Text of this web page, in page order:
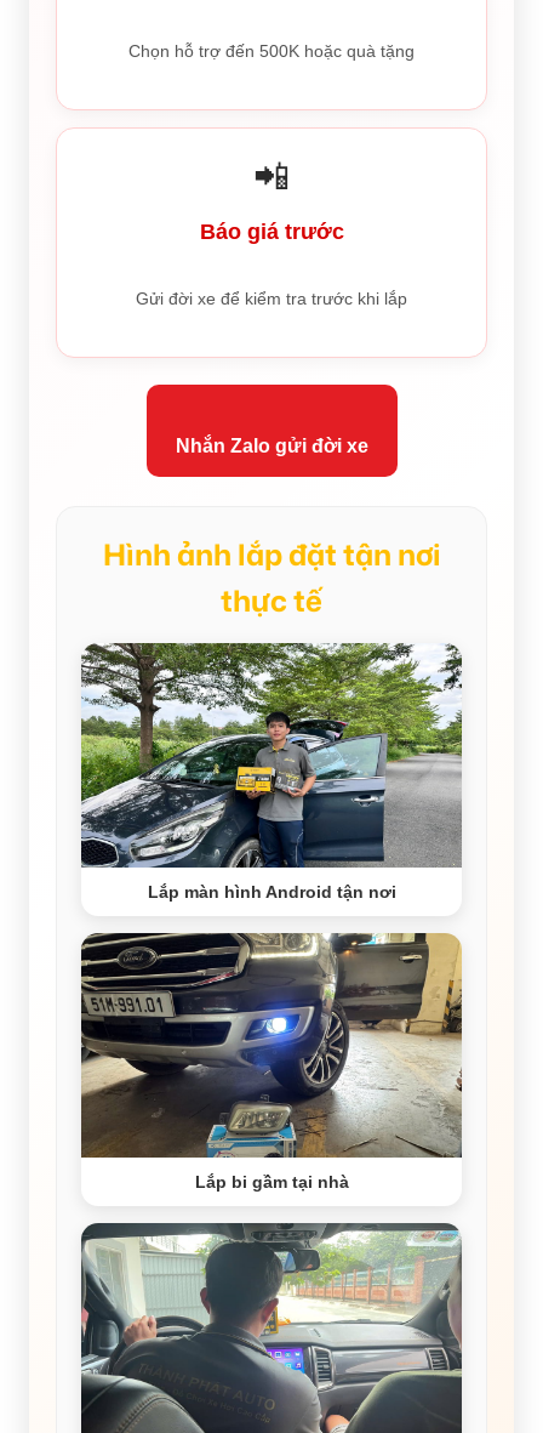
Chọn hỗ trợ đến 500K hoặc quà tặng
📲
Báo giá trước
Gửi đời xe để kiểm tra trước khi lắp
Nhắn Zalo gửi đời xe
Hình ảnh lắp đặt tận nơi
thực tế
Lắp màn hình Android tận nơi
Lắp bi gầm tại nhà